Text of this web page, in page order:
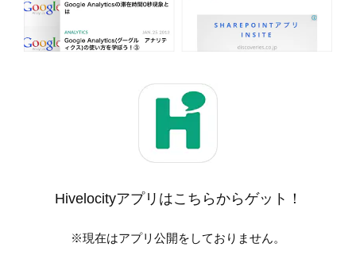
Hivelocityアプリはこちらからゲット！
※現在はアプリ公開をしておりません。